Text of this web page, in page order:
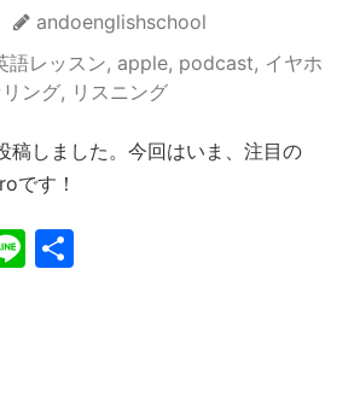
andoenglishschool
語レッスン, apple, podcast, イヤホ
ング, リスニング
稿しました。今回はいま、注目の
です！
Line